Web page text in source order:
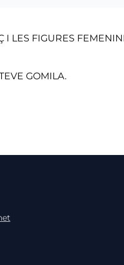
I LES FIGURES
GOMILA.